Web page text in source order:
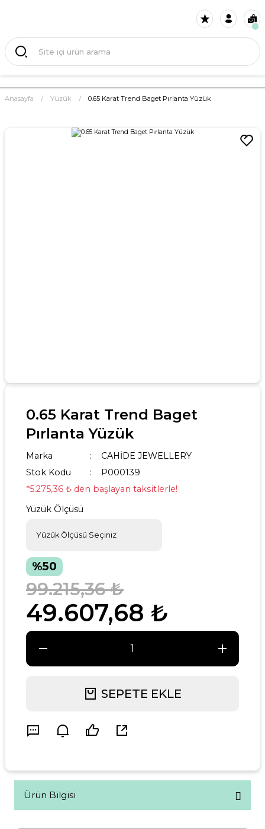
Anasayfa Yüzük 0.65 Karat Trend Baget Pırlanta Yüzük
0.65 Karat Trend Baget
Pırlanta Yüzük
Marka
CAHİDE JEWELLERY
Stok Kodu
P000139
*5.275,36 ₺ den başlayan taksitlerle!
Yüzük Ölçüsü
%50
49.607,68 ₺
99.215,36 ₺
SEPETE EKLE
Ürün Bilgisi